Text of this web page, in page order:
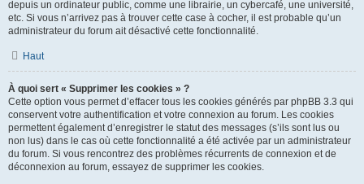
depuis un ordinateur public, comme une librairie, un cybercafé, une université,
etc. Si vous n’arrivez pas à trouver cette case à cocher, il est probable qu’un
administrateur du forum ait désactivé cette fonctionnalité.
Haut
À quoi sert « Supprimer les cookies » ?
Cette option vous permet d’effacer tous les cookies générés par phpBB 3.3 qui
conservent votre authentification et votre connexion au forum. Les cookies
permettent également d’enregistrer le statut des messages (s’ils sont lus ou
non lus) dans le cas où cette fonctionnalité a été activée par un administrateur
du forum. Si vous rencontrez des problèmes récurrents de connexion et de
déconnexion au forum, essayez de supprimer les cookies.